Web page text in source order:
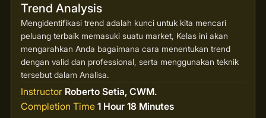
Trend Analysis
Mengidentifikasi trend adalah kunci untuk kita mencari
peluang terbaik memasuki suatu market, Kelas ini akan
mengarahkan Anda bagaimana cara menentukan trend
dengan valid dan professional, serta menggunakan teknik
tersebut dalam Analisa.
Instructor Roberto Setia, CWM.
Completion Time 1 Hour 18 Minutes